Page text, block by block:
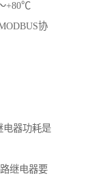
+80℃
协
电器功耗是
继电器要